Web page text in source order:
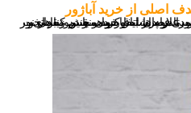
اصلی از خرید آباژور